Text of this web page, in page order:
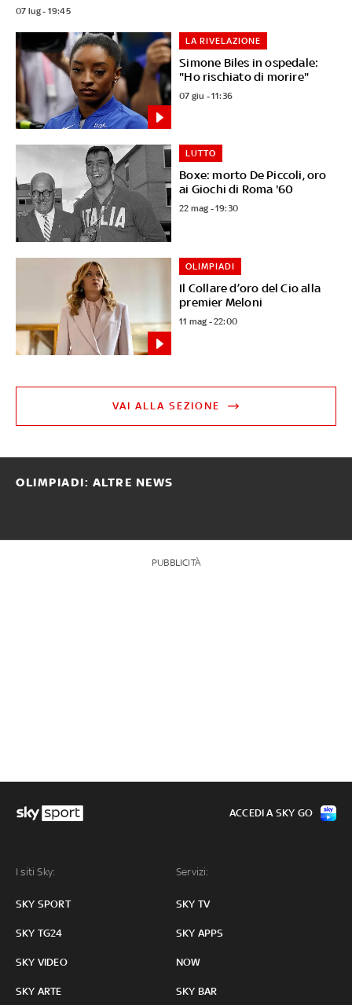
07 lug - 19:45
Simone Biles in ospedale:
"Ho rischiato di morire"
LA RIVELAZIONE
07 giu - 11:36
Boxe: morto De Piccoli, oro
ai Giochi di Roma '60
LUTTO
22 mag - 19:30
Il Collare d’oro del Cio alla
premier Meloni
OLIMPIADI
11 mag - 22:00
VAI ALLA SEZIONE
OLIMPIADI: ALTRE NEWS
PUBBLICITÀ
I siti Sky:
SKY SPORT
SKY TG24
SKY VIDEO
SKY ARTE
Servizi:
SKY TV
SKY APPS
NOW
SKY BAR
ACCEDI A SKY GO